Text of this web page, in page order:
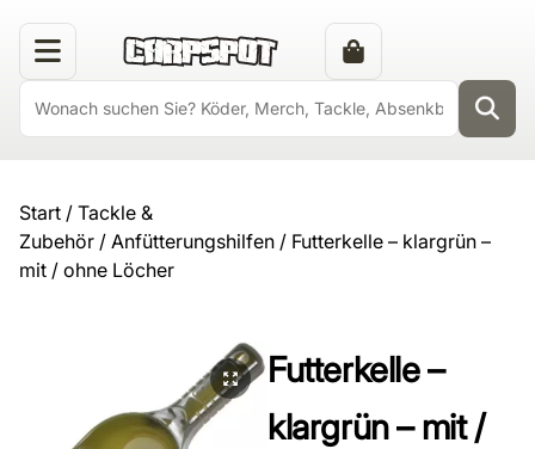
Start / Tackle &
Zubehör / Anfütterungshilfen / Futterkelle – klargrün –
mit / ohne Löcher
Futterkelle –
klargrün – mit /